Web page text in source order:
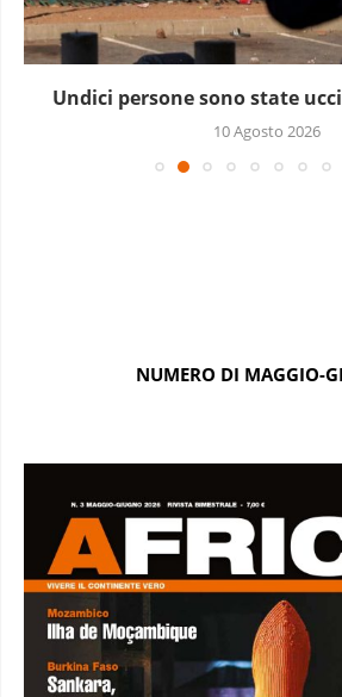
Undici persone sono state
10 Agosto 2026
NUMERO DI MAGGIO-